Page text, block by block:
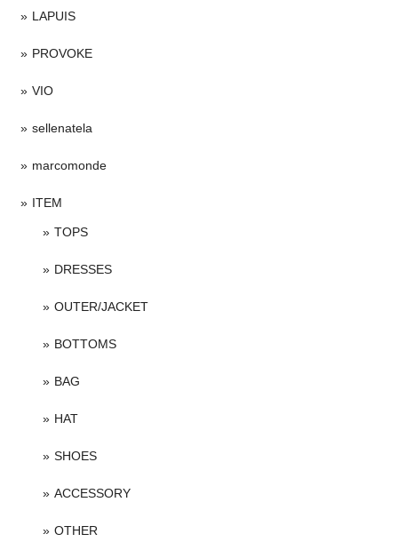
LAPUIS
PROVOKE
VIO
sellenatela
marcomonde
ITEM
TOPS
DRESSES
OUTER/JACKET
BOTTOMS
BAG
HAT
SHOES
ACCESSORY
OTHER